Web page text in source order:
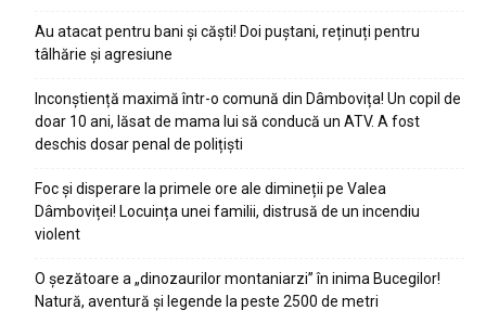
Au atacat pentru bani și căști! Doi puștani, reținuți pentru
tâlhărie și agresiune
Inconștiență maximă într-o comună din Dâmbovița! Un copil de
doar 10 ani, lăsat de mama lui să conducă un ATV. A fost
deschis dosar penal de polițiști
Foc și disperare la primele ore ale dimineții pe Valea
Dâmboviței! Locuința unei familii, distrusă de un incendiu
violent
O șezătoare a „dinozaurilor montaniarzi” în inima Bucegilor!
Natură, aventură și legende la peste 2500 de metri